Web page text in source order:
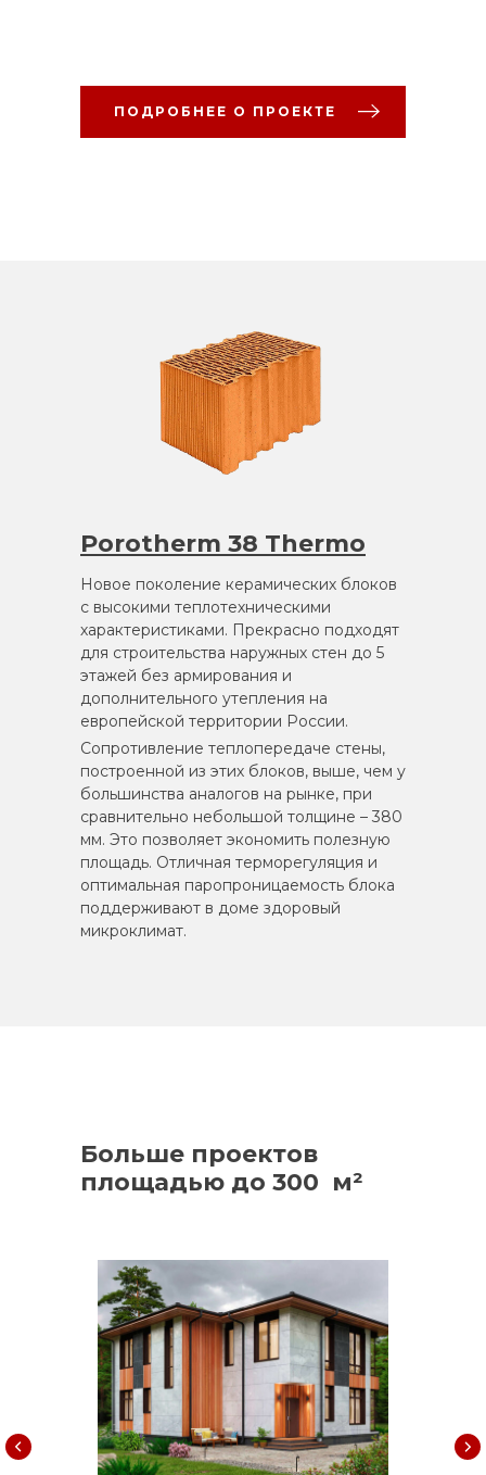
ПОДРОБНЕЕ О ПРОЕКТЕ
Новое поколение керамических блоков
с высокими теплотехническими
характеристиками. Прекрасно подходят
для строительства наружных стен до 5
этажей без армирования и
дополнительного утепления на
европейской территории России.
Сопротивление теплопередаче стены,
построенной из этих блоков, выше, чем у
большинства аналогов на рынке, при
сравнительно небольшой толщине – 380
мм. Это позволяет экономить полезную
площадь. Отличная терморегуляция и
оптимальная паропроницаемость блока
поддерживают в доме здоровый
микроклимат.
Porotherm 38 Thermo
Больше проектов
площадью до 300 м²